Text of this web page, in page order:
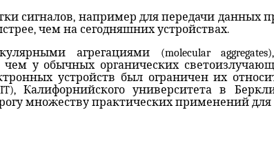
сигналов, например для передачи
чем на сегодняшних устройствах.
агрегациями (molecular
у обычных органических
устройств был ограничен их
Калифорнийского университета в
множеству практических применений для